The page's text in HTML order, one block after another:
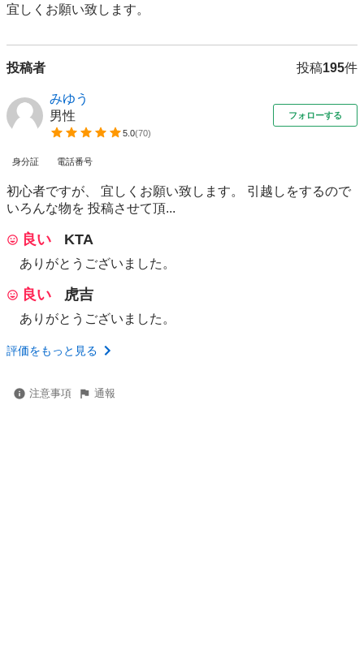
宜しくお願い致します。
投稿者 投稿195件
みゆう
男性
5.0(70)
フォローする
身分証 電話番号
初心者ですが、 宜しくお願い致します。 引越しをするので
いろんな物を 投稿させて頂...
良い KTA
ありがとうございました。
良い 虎吉
ありがとうございました。
評価をもっと見る
注意事項 通報